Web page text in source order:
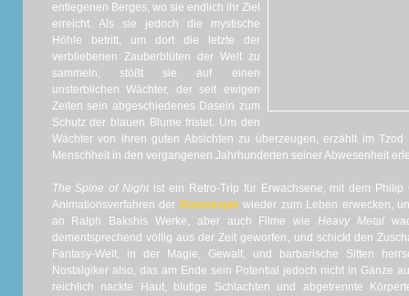
entlegenen Berges, wo sie endlich ihr Ziel
erreicht. Als sie jedoch die mystische
Höhle betritt, um dort die letzte der
verbliebenen Zauberblüten der Welt zu
sammeln, stößt sie auf einen
unsterblichen Wächter, der seit ewigen
Zeiten sein abgeschiedenes Dasein zum
Schutz der blauen Blume fristet. Um den
Wächter von ihren guten Absichten zu überzeugen, erzählt im
Menschheit in den vergangenen Jahrhunderten seiner Abwesenheit
The Spine of Nightist ein Retro-Trip für Erwachsene, mit dem
Animationsverfahren der Rotoskopiewieder zum Leben erwecken,
an Ralph Bakshis Werke, aber auch Filme wie Heavy Metal
dementsprechend völlig aus der Zeit geworfen, und schickt den
Fantasy-Welt, in der Magie, Gewalt, und barbarische Sitten
Nostalgiker also, das am Ende sein Potential jedoch nicht in Gänze
reichlich nackte Haut, blutige Schlachten und abgetrennte